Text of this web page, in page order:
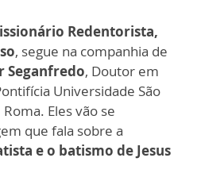
Redentorista,
, segue na companhia de
Seganfredo, Doutor em
Universidade São
Eles vão se
que fala sobre a
e o batismo de Jesus